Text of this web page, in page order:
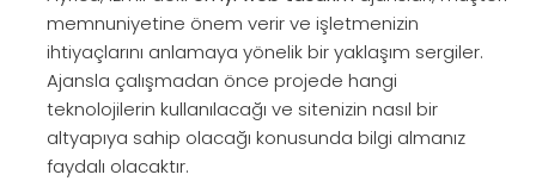
memnuniyetine önem verir ve işletmenizin
ihtiyaçlarını anlamaya yönelik bir yaklaşım sergiler.
Ajansla çalışmadan önce projede hangi
teknolojilerin kullanılacağı ve sitenizin nasıl bir
altyapıya sahip olacağı konusunda bilgi almanız
faydalı olacaktır.